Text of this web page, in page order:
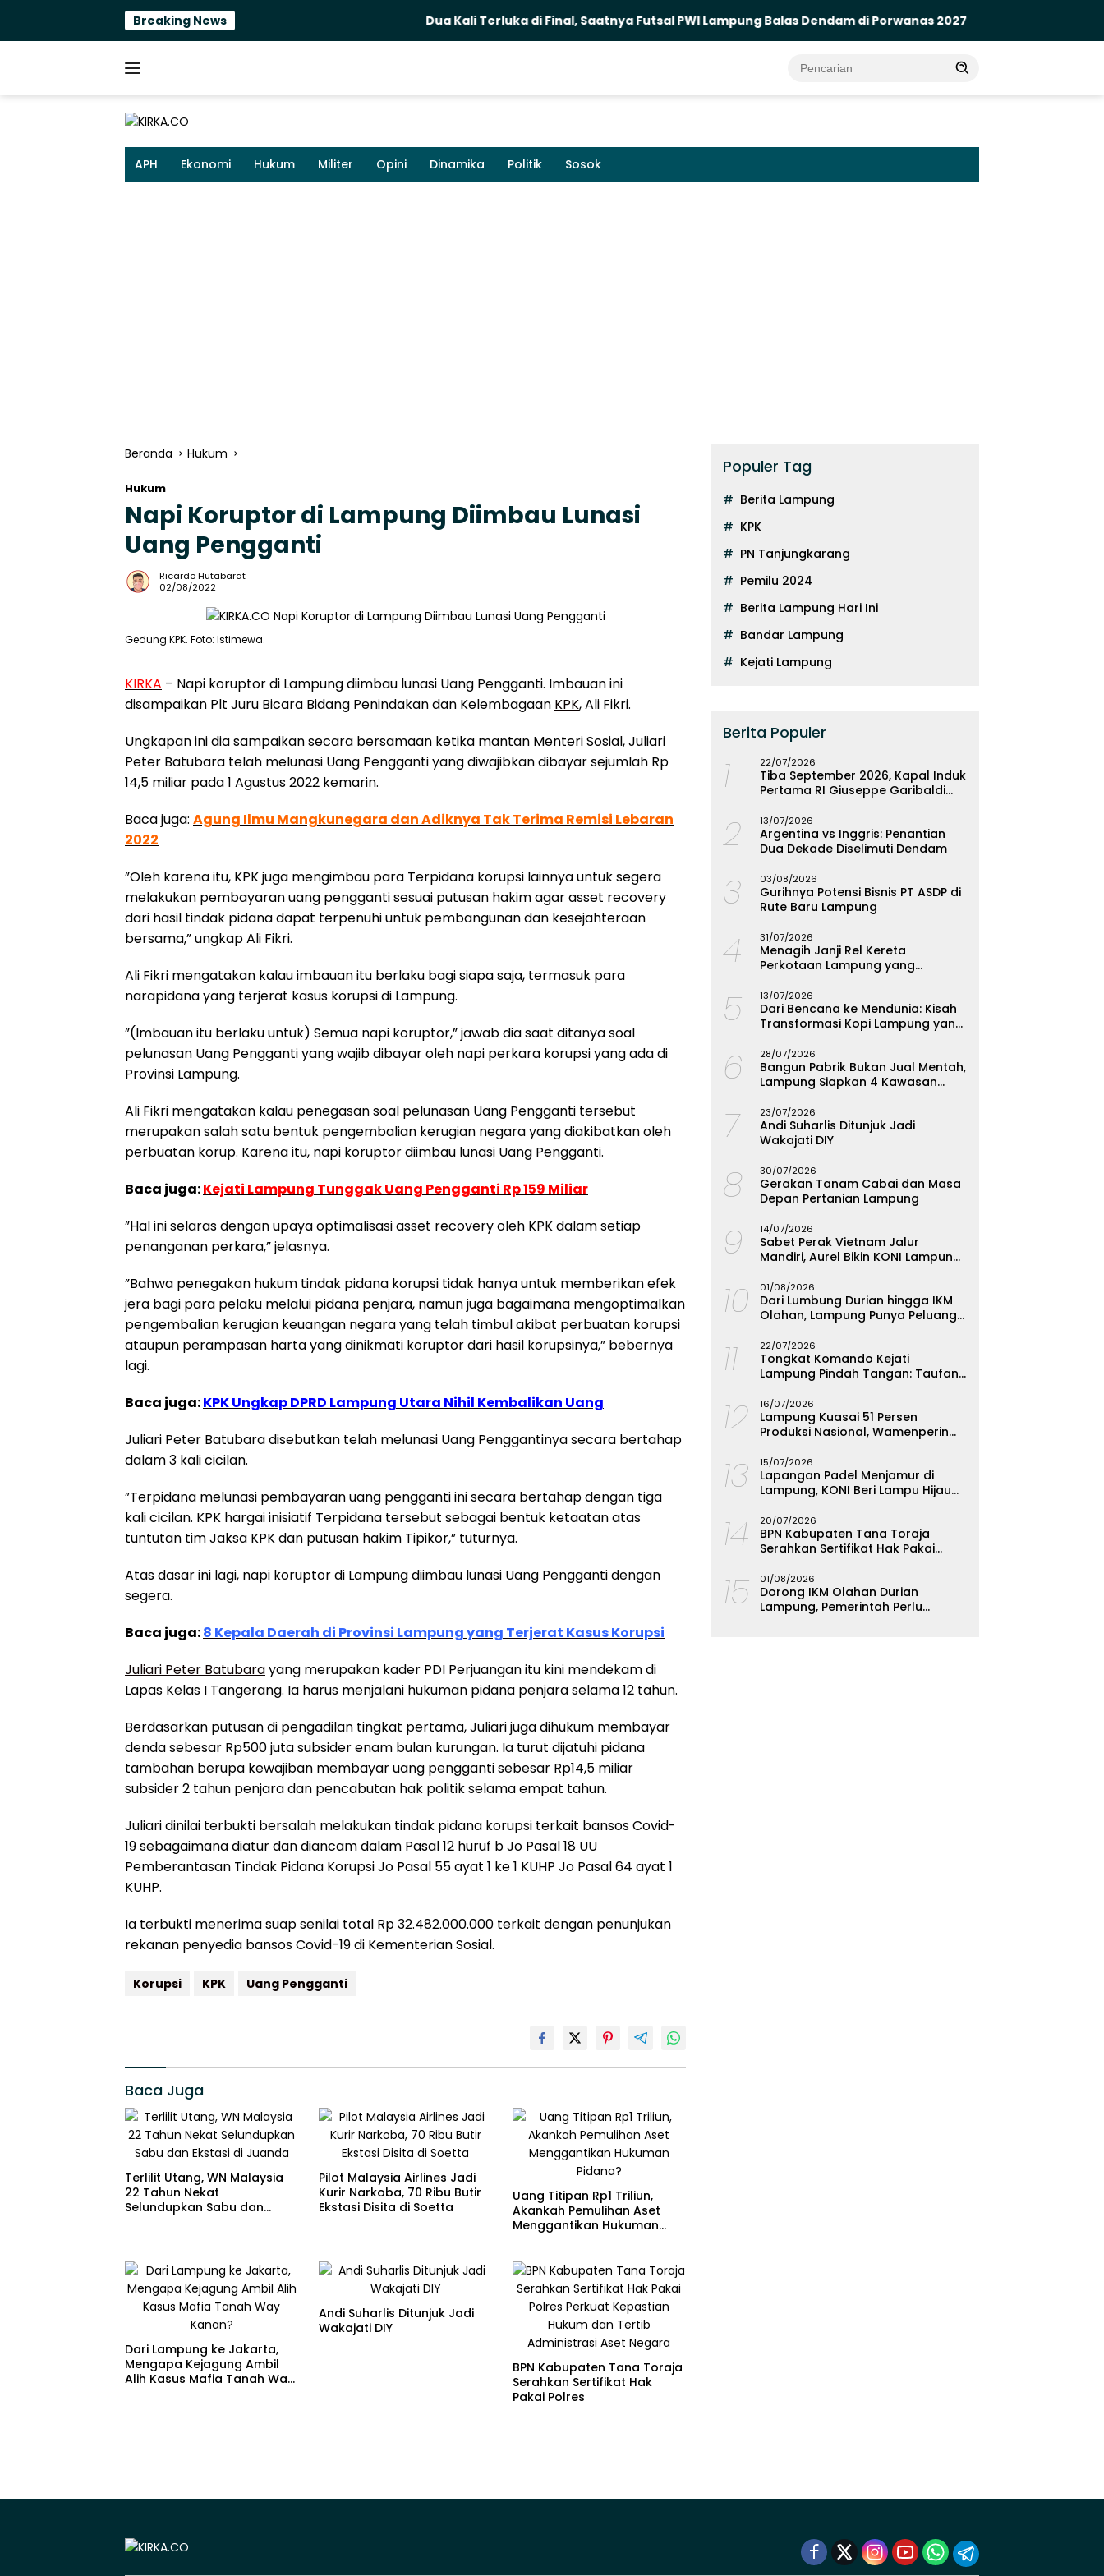
konten
Breaking News Dua Kali Terluka di Final, Saatnya Futsal PWI Lampung Balas Dendam di Porwanas 2027 Bawa 5.000 Jurnalis,
APH Ekonomi Hukum Militer Opini Dinamika Politik Sosok
Beranda Hukum
Hukum
Napi Koruptor di Lampung Diimbau Lunasi
Uang Pengganti
Ricardo Hutabarat
02/08/2022
Gedung KPK. Foto: Istimewa.
KIRKA – Napi koruptor di Lampung diimbau lunasi Uang Pengganti. Imbauan ini
disampaikan Plt Juru Bicara Bidang Penindakan dan Kelembagaan KPK, Ali Fikri.
Ungkapan ini dia sampaikan secara bersamaan ketika mantan Menteri Sosial, Juliari
Peter Batubara telah melunasi Uang Pengganti yang diwajibkan dibayar sejumlah Rp
14,5 miliar pada 1 Agustus 2022 kemarin.
Baca juga: Agung Ilmu Mangkunegara dan Adiknya Tak Terima Remisi Lebaran
2022
”Oleh karena itu, KPK juga mengimbau para Terpidana korupsi lainnya untuk segera
melakukan pembayaran uang pengganti sesuai putusan hakim agar asset recovery
dari hasil tindak pidana dapat terpenuhi untuk pembangunan dan kesejahteraan
bersama,” ungkap Ali Fikri.
Ali Fikri mengatakan kalau imbauan itu berlaku bagi siapa saja, termasuk para
narapidana yang terjerat kasus korupsi di Lampung.
”(Imbauan itu berlaku untuk) Semua napi koruptor,” jawab dia saat ditanya soal
pelunasan Uang Pengganti yang wajib dibayar oleh napi perkara korupsi yang ada di
Provinsi Lampung.
Ali Fikri mengatakan kalau penegasan soal pelunasan Uang Pengganti tersebut
merupakan salah satu bentuk pengembalian kerugian negara yang diakibatkan oleh
perbuatan korup. Karena itu, napi koruptor diimbau lunasi Uang Pengganti.
Baca juga:Kejati Lampung Tunggak Uang Pengganti Rp 159 Miliar
”Hal ini selaras dengan upaya optimalisasi asset recovery oleh KPK dalam setiap
penanganan perkara,” jelasnya.
”Bahwa penegakan hukum tindak pidana korupsi tidak hanya untuk memberikan efek
jera bagi para pelaku melalui pidana penjara, namun juga bagaimana mengoptimalkan
pengembalian kerugian keuangan negara yang telah timbul akibat perbuatan korupsi
ataupun perampasan harta yang dinikmati koruptor dari hasil korupsinya,” bebernya
lagi.
Baca juga:KPK Ungkap DPRD Lampung Utara Nihil Kembalikan Uang
Juliari Peter Batubara disebutkan telah melunasi Uang Penggantinya secara bertahap
dalam 3 kali cicilan.
”Terpidana melunasi pembayaran uang pengganti ini secara bertahap dengan tiga
kali cicilan. KPK hargai inisiatif Terpidana tersebut sebagai bentuk ketaatan atas
tuntutan tim Jaksa KPK dan putusan hakim Tipikor,” tuturnya.
Atas dasar ini lagi, napi koruptor di Lampung diimbau lunasi Uang Pengganti dengan
segera.
Baca juga:8 Kepala Daerah di Provinsi Lampung yang Terjerat Kasus Korupsi
Juliari Peter Batubarayang merupakan kader PDI Perjuangan itu kini mendekam di
Lapas Kelas I Tangerang. Ia harus menjalani hukuman pidana penjara selama 12 tahun.
Berdasarkan putusan di pengadilan tingkat pertama, Juliari juga dihukum membayar
denda sebesar Rp500 juta subsider enam bulan kurungan. Ia turut dijatuhi pidana
tambahan berupa kewajiban membayar uang pengganti sebesar Rp14,5 miliar
subsider 2 tahun penjara dan pencabutan hak politik selama empat tahun.
Juliari dinilai terbukti bersalah melakukan tindak pidana korupsi terkait bansos Covid-
19 sebagaimana diatur dan diancam dalam Pasal 12 huruf b Jo Pasal 18 UU
Pemberantasan Tindak Pidana Korupsi Jo Pasal 55 ayat 1 ke 1 KUHP Jo Pasal 64 ayat 1
KUHP.
Ia terbukti menerima suap senilai total Rp 32.482.000.000 terkait dengan penunjukan
rekanan penyedia bansos Covid-19 di Kementerian Sosial.
Korupsi KPK Uang Pengganti
Baca Juga
Terlilit Utang, WN Malaysia
22 Tahun Nekat
Selundupkan Sabu dan
Pilot Malaysia Airlines Jadi
Kurir Narkoba, 70 Ribu Butir
Ekstasi Disita di Soetta
Uang Titipan Rp1 Triliun,
Akankah Pemulihan Aset
Menggantikan Hukuman
Dari Lampung ke Jakarta,
Mengapa Kejagung Ambil
Alih Kasus Mafia Tanah Way
Andi Suharlis Ditunjuk Jadi
Wakajati DIY
BPN Kabupaten Tana Toraja
Serahkan Sertifikat Hak
Pakai Polres
Populer Tag
Berita Lampung
KPK
PN Tanjungkarang
Pemilu 2024
Berita Lampung Hari Ini
Bandar Lampung
Kejati Lampung
Berita Populer
1 22/07/2026
Tiba September 2026, Kapal Induk
Pertama RI Giuseppe Garibaldi
2 13/07/2026
Argentina vs Inggris: Penantian
Dua Dekade Diselimuti Dendam
3 03/08/2026
Gurihnya Potensi Bisnis PT ASDP di
Rute Baru Lampung
4 31/07/2026
Menagih Janji Rel Kereta
Perkotaan Lampung yang
5 13/07/2026
Dari Bencana ke Mendunia: Kisah
Transformasi Kopi Lampung yang
6 28/07/2026
Bangun Pabrik Bukan Jual Mentah,
Lampung Siapkan 4 Kawasan
7 23/07/2026
Andi Suharlis Ditunjuk Jadi
Wakajati DIY
8 30/07/2026
Gerakan Tanam Cabai dan Masa
Depan Pertanian Lampung
9 14/07/2026
Sabet Perak Vietnam Jalur
Mandiri, Aurel Bikin KONI Lampung
10 01/08/2026
Dari Lumbung Durian hingga IKM
Olahan, Lampung Punya Peluang
11 22/07/2026
Tongkat Komando Kejati
Lampung Pindah Tangan: Taufan
Wakajati
12 16/07/2026
Lampung Kuasai 51 Persen
Produksi Nasional, Wamenperin
Olahan Singkong
13 15/07/2026
Lapangan Padel Menjamur di
Lampung, KONI Beri Lampu Hijau
14 20/07/2026
BPN Kabupaten Tana Toraja
Serahkan Sertifikat Hak Pakai
15 01/08/2026
Dorong IKM Olahan Durian
Lampung, Pemerintah Perlu